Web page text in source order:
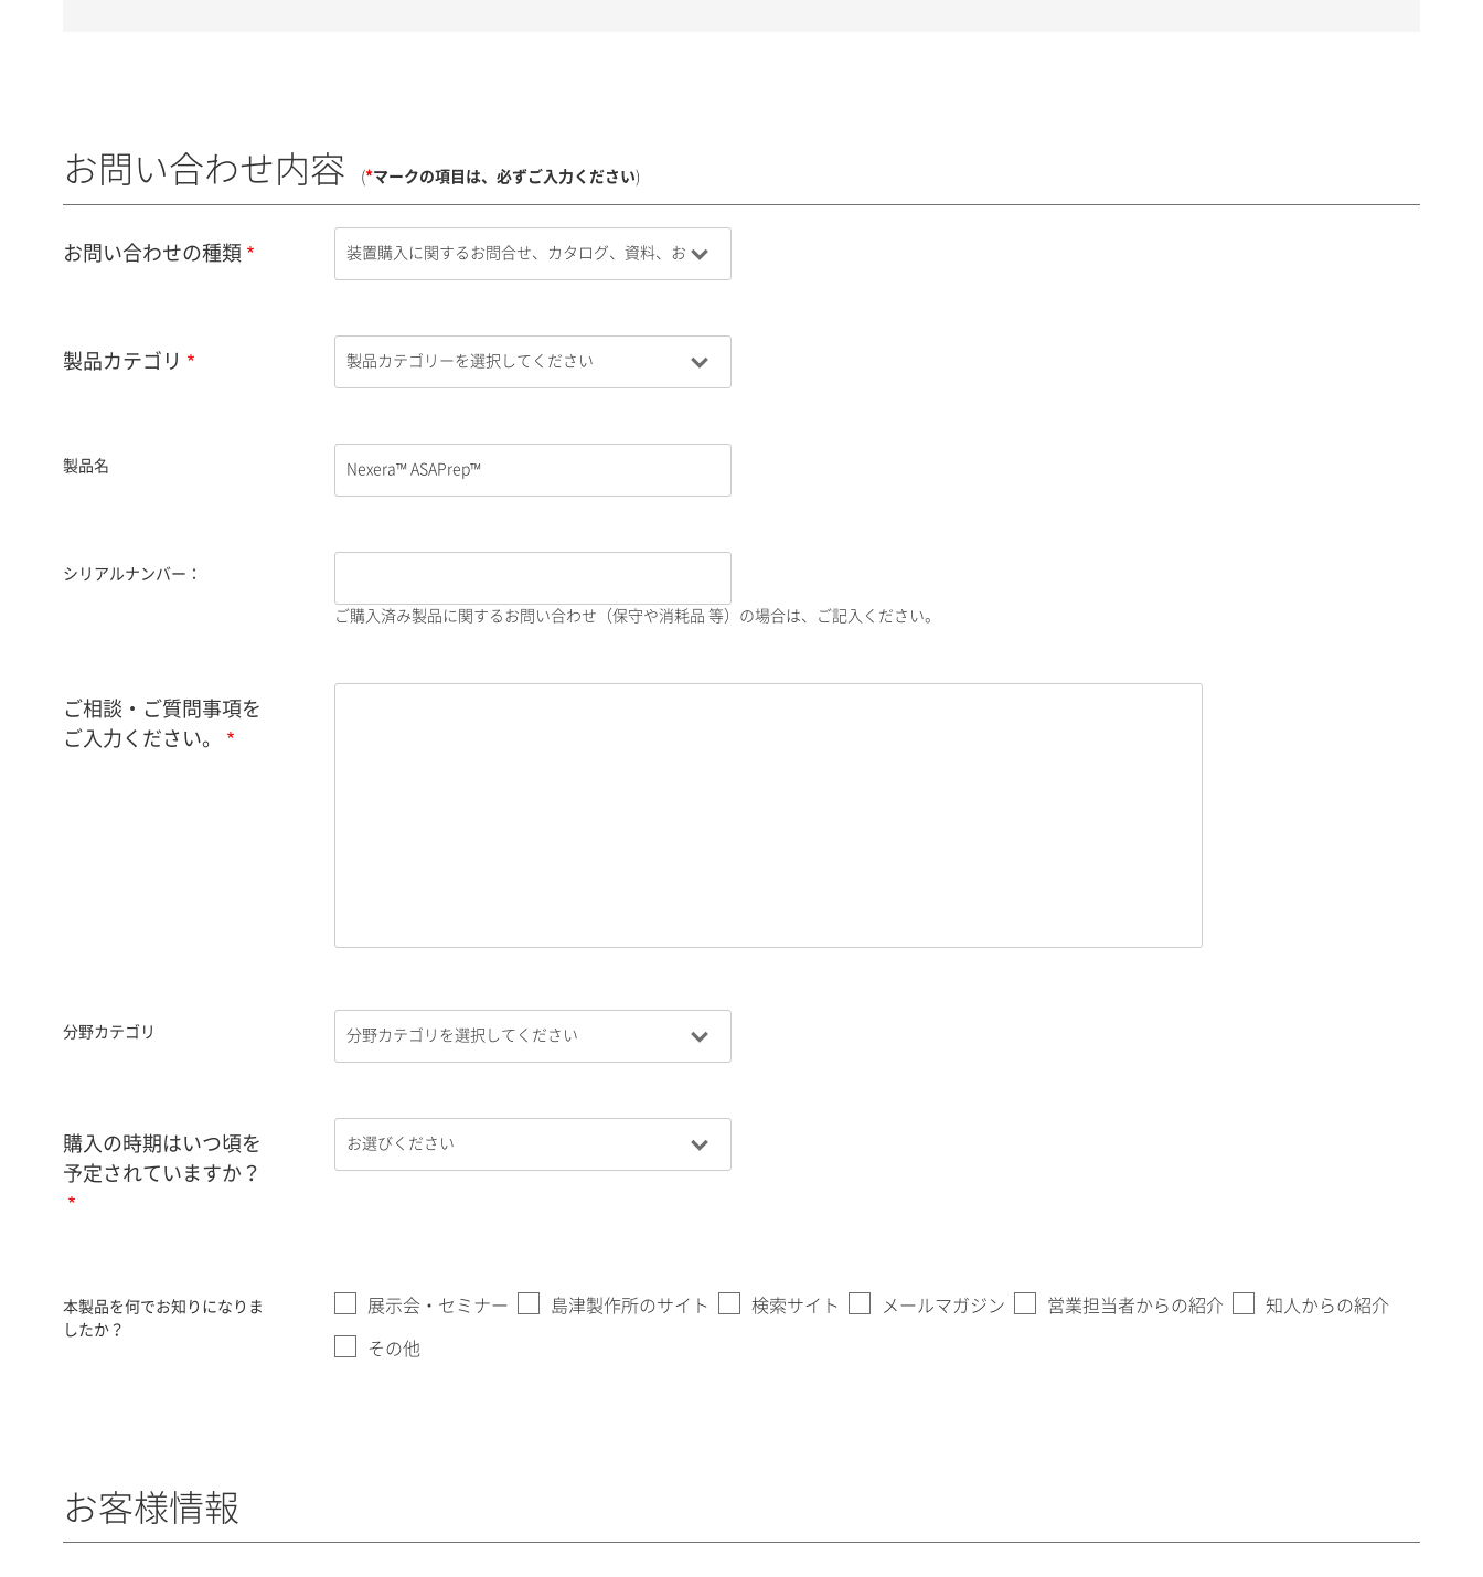
お問い合わせ内容 (*マークの項目は、必ずご入力ください)
お問い合わせの種類
製品カテゴリ
製品名
シリアルナンバー：
ご購入済み製品に関するお問い合わせ（保守や消耗品 等）の場合は、ご記入ください。
ご相談・ご質問事項を
ご入力ください。
分野カテゴリ
購入の時期はいつ頃を
予定されていますか？
本製品を何でお知りになりま
したか？
展示会・セミナー 島津製作所のサイト 検索サイト メールマガジン 営業担当者からの紹介 知人からの紹介
その他
お客様情報